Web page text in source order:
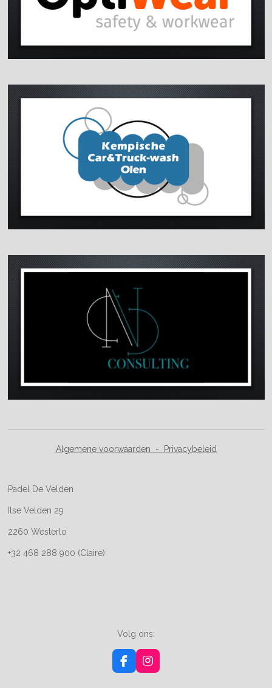
Algemene voorwaarden - Privacybeleid
Padel De Velden
Ilse Velden 29
2260 Westerlo
+32 468 288 900 (Claire)
Volg ons:
F
a
I
n